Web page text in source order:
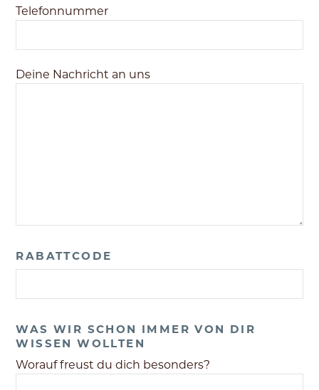
Telefonnummer
Deine Nachricht an uns
RABATTCODE
Business
Email *
WAS WIR SCHON IMMER VON DIR
WISSEN WOLLTEN
Worauf freust du dich besonders?